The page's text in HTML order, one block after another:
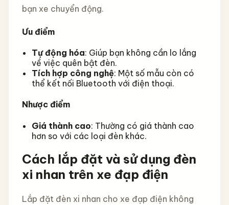
bạn xe chuyển động.
Ưu điểm
Tự động hóa: Giúp bạn không cần lo lắng
về việc quên bật đèn.
Tích hợp công nghệ: Một số mẫu còn có
thể kết nối Bluetooth với điện thoại.
Nhược điểm
Giá thành cao: Thường có giá thành cao
hơn so với các loại đèn khác.
Cách lắp đặt và sử dụng đèn
xi nhan trên xe đạp điện
Lắp đặt đèn xi nhan cho xe đạp điện không